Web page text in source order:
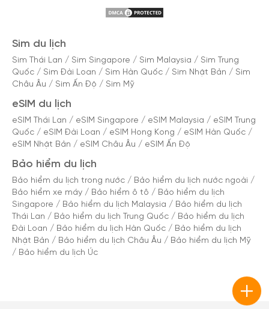
Sim du lịch
Sim Thái Lan / Sim Singapore / Sim Malaysia / Sim Trung
Quốc / Sim Đài Loan / Sim Hàn Quốc / Sim Nhật Bản / Sim
Châu Âu / Sim Ấn Độ / Sim Mỹ
eSIM du lịch
eSIM Thái Lan / eSIM Singapore / eSIM Malaysia / eSIM Trung
Quốc / eSIM Đài Loan / eSIM Hong Kong / eSIM Hàn Quốc /
eSIM Nhật Bản / eSIM Châu Âu / eSIM Ấn Độ
Bảo hiểm du lịch
Bảo hiểm du lịch trong nước / Bảo hiểm du lịch nước ngoài /
Bảo hiểm xe máy / Bảo hiểm ô tô / Bảo hiểm du lịch
Singapore / Bảo hiểm du lịch Malaysia / Bảo hiểm du lịch
Thái Lan / Bảo hiểm du lịch Trung Quốc / Bảo hiểm du lịch
Đài Loan / Bảo hiểm du lịch Hàn Quốc / Bảo hiểm du lịch
Nhật Bản / Bảo hiểm du lịch Châu Âu / Bảo hiểm du lịch Mỹ
/ Bảo hiểm du lịch Úc